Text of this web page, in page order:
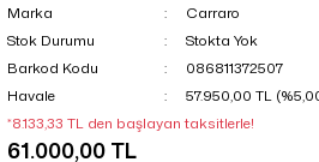
Marka
Carraro
Stok Durumu
Stokta Yok
Barkod Kodu
086811372507
Havale
57.950,00 TL
*8.133,33 TL den başlayan taksitlerle!
61.000,00 TL